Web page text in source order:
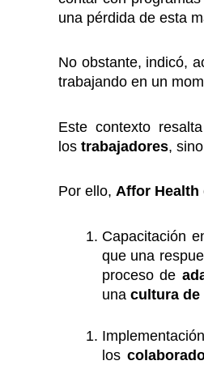
una pérdida de esta
No obstante, indicó,
trabajando en un
Este contexto
los trabajadores,
Por ello, Affor Health
Capacitación
que una
proceso de
una cultura de
los